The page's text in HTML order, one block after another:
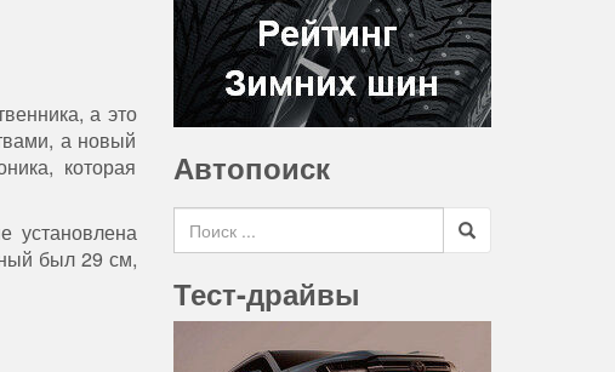
а это
а новый
которая
установлена
был 29 см,
Автопоиск
Search for
Тест-драйвы